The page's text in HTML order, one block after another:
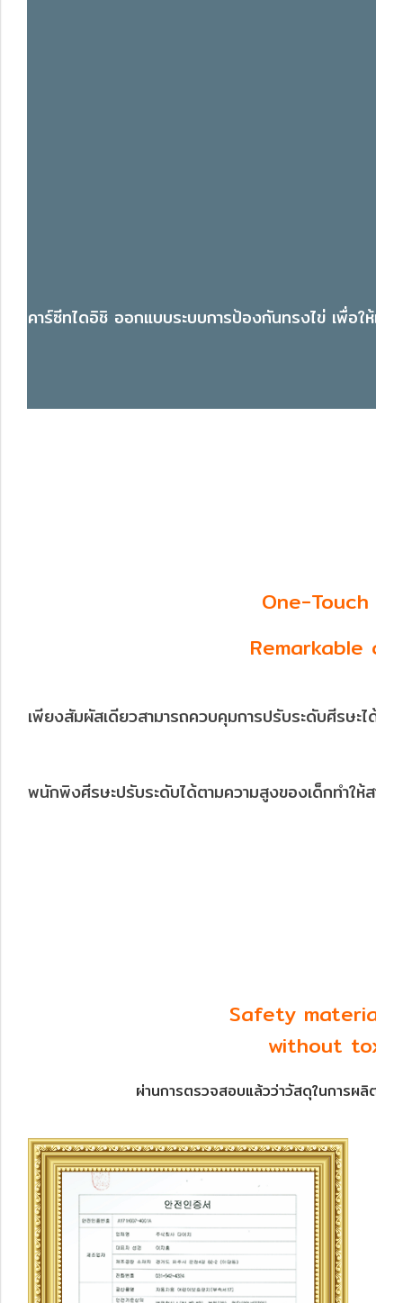
คาร์ซีทไดอิชิ ออกแบบระบบการป้องกันทรงไข่ เพื่อให้เ
One-Touch
Remarkable
เพียงสัมผัสเดียวสามารถควบคุมการปรับระดับศีรษะได้ถึ
พนักพิงศีรษะปรับระดับได้ตามความสูงของเด็กทำให้สามา
Safety material
without
ผ่านการตรวจสอบแล้วว่าวัสดุในการผลิตทุ